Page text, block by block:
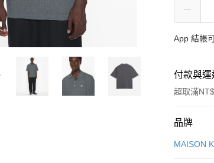
App 結帳
付款與運
超取滿
付款方式
信用卡一
品牌
MAISON